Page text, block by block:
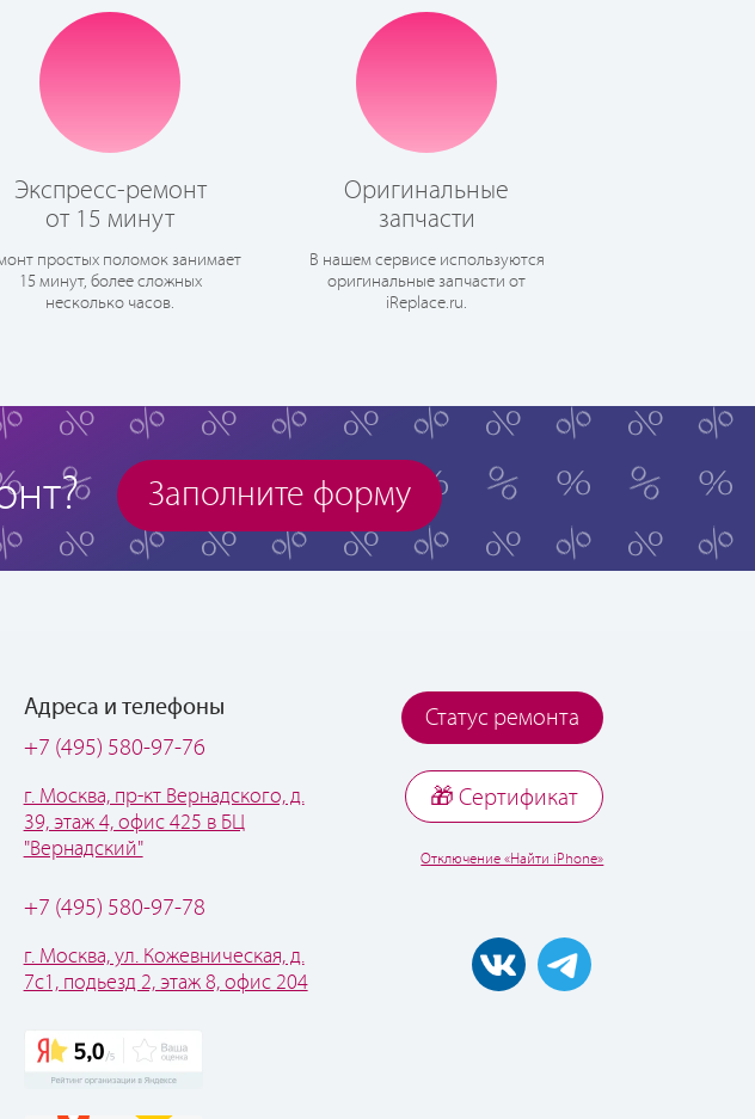
Экспресс-ремонт
от 15 минут
простых поломок занимает
15 минут, более сложных
несколько часов.
Оригинальные
запчасти
В нашем сервисе используются
оригинальные запчасти от
iReplace.ru.
Заполните форму
Адреса и телефоны
+7 (495) 580-97-76
г. Москва, пр-кт Вернадского, д.
39, этаж 4, офис 425 в БЦ
"Вернадский"
+7 (495) 580-97-78
г. Москва, ул. Кожевническая, д.
7с1, подьезд 2, этаж 8, офис 204
Статус ремонта
🎁 Cертификат
Отключение «Найти iPhone»